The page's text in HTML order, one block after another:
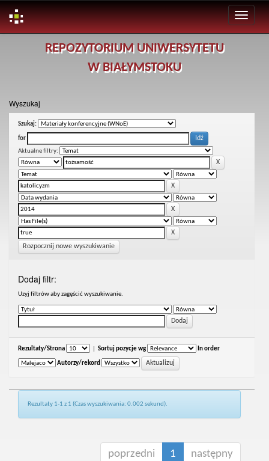
REPOZYTORIUM UNIWERSYTETU
W BIAŁYMSTOKU
Wyszukaj
Szukaj:
for
Aktualne filtry:
Rozpocznij nowe wyszukiwanie
Dodaj filtr:
Uzyj filtrów aby zagęścić wyszukiwanie.
Rezultaty/Strona Sortuj pozycje wg In order
Autorzy/rekord
Rezultaty 1-1 z 1 (Czas wyszukiwania: 0.002 sekund).
poprzedni 1 następny